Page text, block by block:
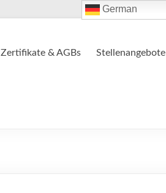
Zertifikate & AGBs Stellenangebote
German